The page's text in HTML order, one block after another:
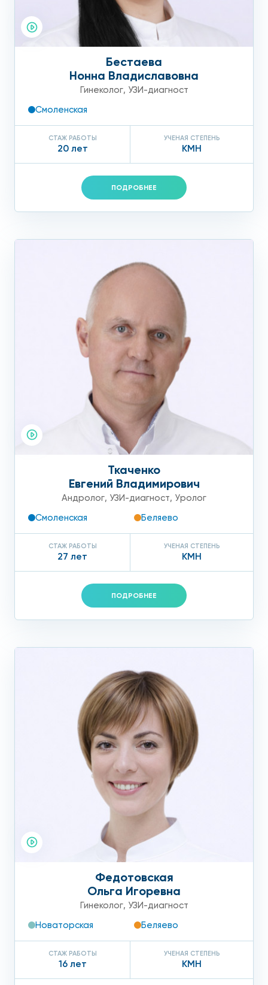
Бестаева
Нонна Владиславовна
Гинеколог, УЗИ-диагност
Смоленская
СТАЖ РАБОТЫ
20 лет
УЧЕНАЯ СТЕПЕНЬ
КМН
ПОДРОБНЕЕ
Ткаченко
Евгений Владимирович
Андролог, УЗИ-диагност, Уролог
Смоленская
Беляево
СТАЖ РАБОТЫ
27 лет
УЧЕНАЯ СТЕПЕНЬ
КМН
ПОДРОБНЕЕ
Федотовская
Ольга Игоревна
Гинеколог, УЗИ-диагност
Новаторская
Беляево
СТАЖ РАБОТЫ
16 лет
УЧЕНАЯ СТЕПЕНЬ
КМН